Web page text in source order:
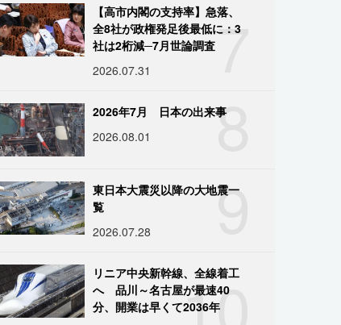
7
【高市内閣の支持率】急落、
全8社が政権発足後最低に：3
社は2桁減─7月世論調査
2026.07.31
8
2026年7月 日本の出来事
2026.08.01
9
東日本大震災以降の大地震一
覧
2026.07.28
10
リニア中央新幹線、全線着工
へ 品川～名古屋が最速40
分、開業は早くて2036年